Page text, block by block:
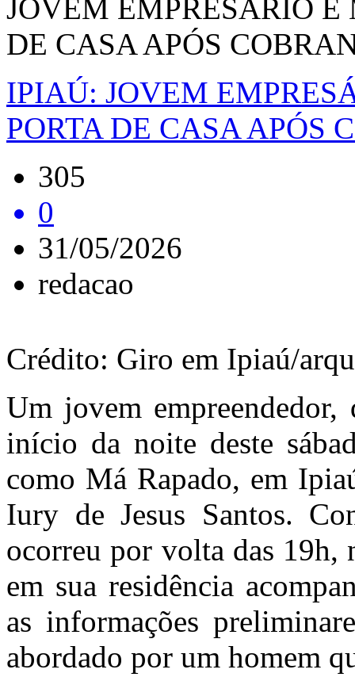
JOVEM EMPRESÁRIO É
DE CASA APÓS
IPIAÚ: JOVEM
PORTA DE CASA APÓS
305
0
31/05/2026
redacao
Crédito: Giro em Ipiaú/
Um jovem
início da noite deste
como Má Rapado, em
Iury de Jesus Santos.
ocorreu por volta das 19h,
em sua residência
as informações
abordado por um homem